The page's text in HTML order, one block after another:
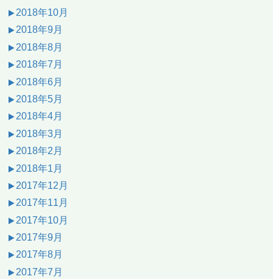
2018年10月
2018年9月
2018年8月
2018年7月
2018年6月
2018年5月
2018年4月
2018年3月
2018年2月
2018年1月
2017年12月
2017年11月
2017年10月
2017年9月
2017年8月
2017年7月